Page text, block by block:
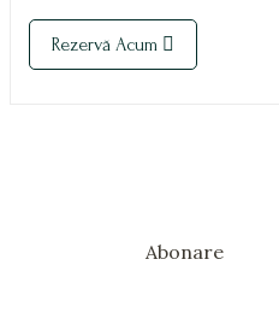
Rezervă Acum
Abonare